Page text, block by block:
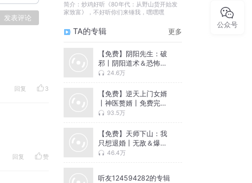
发表评论
回复 3
回复 赞
简介： 炒鸡好听《80年代：从野山货开始发
家致富》，不好听你们来锤我，嘿嘿嘿
TA的专辑 更多
【免费】阴阳先生：破
邪丨阴阳道术＆恐怖恶
灵丨悬疑灵异多人剧
24.6万
【免费】逆天上门女婿
丨神医赘婿丨免费完整
版 93.5万
【免费】天师下山：我
只想退婚丨无敌＆爆笑
＆爽文不圣母丨多人有
46.4万
听友124594282的专辑
公众号